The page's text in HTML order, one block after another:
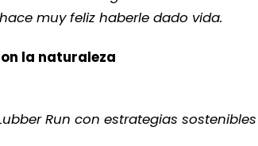
muy feliz haberle dado vida.
la naturaleza
Run con estrategias